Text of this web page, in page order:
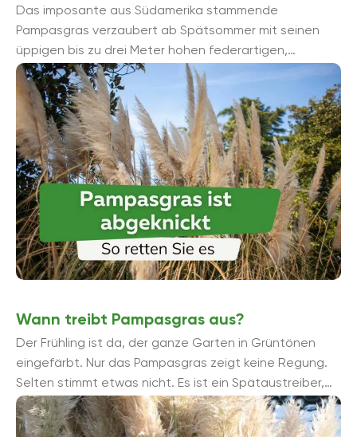
Das imposante aus Südamerika stammende
Pampasgras verzaubert ab Spätsommer mit seinen
üppigen bis zu drei Meter hohen federartigen,
silbrigweißen, goldgelben oder blassrosafarbenen
Blütenrispen. Schnell können ...
Wann treibt Pampasgras aus?
Der Frühling ist da, der ganze Garten in Grüntönen
eingefärbt. Nur das Pampasgras zeigt keine Regung.
Selten stimmt etwas nicht. Es ist ein Spätaustreiber,
es ...